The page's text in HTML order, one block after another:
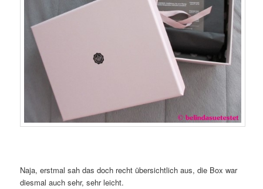
Naja, erstmal sah das doch recht übersichtlich aus, die Box war
diesmal auch sehr, sehr leicht.